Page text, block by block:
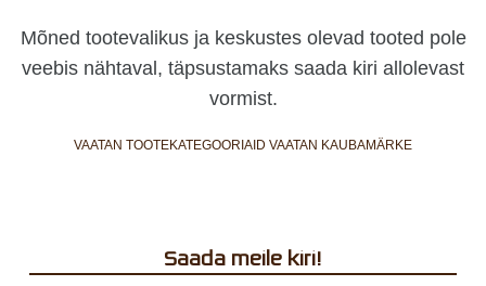
Mõned tootevalikus ja keskustes olevad tooted pole
veebis nähtaval, täpsustamaks saada kiri allolevast
vormist.
VAATAN TOOTEKATEGOORIAID VAATAN KAUBAMÄRKE
Saada meile kiri!